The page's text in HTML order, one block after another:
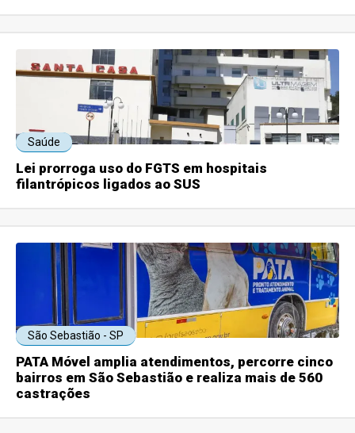
Saúde
Lei prorroga uso do FGTS em hospitais
filantrópicos ligados ao SUS
São Sebastião - SP
PATA Móvel amplia atendimentos, percorre cinco
bairros em São Sebastião e realiza mais de 560
castrações